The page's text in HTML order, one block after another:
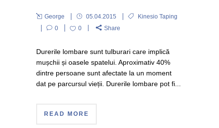
George 05.04.2015
Kinesio Taping
0
0 Share
Durerile lombare sunt tulburari care implică
mușchii și oasele spatelui. Aproximativ 40%
dintre persoane sunt afectate la un moment
dat pe parcursul vieții. Durerile lombare pot fi...
READ MORE